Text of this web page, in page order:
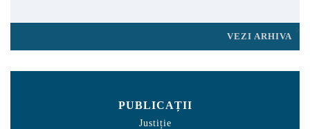
VEZI ARHIVA
PUBLICAȚII
Justiție